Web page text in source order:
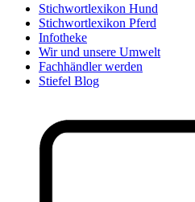
Stichwortlexikon Hund
Stichwortlexikon Pferd
Infotheke
Wir und unsere Umwelt
Fachhändler werden
Stiefel Blog